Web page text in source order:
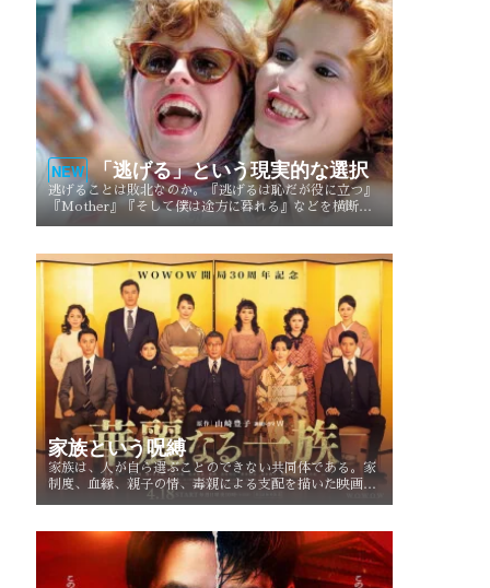
NEW 「逃げる」という現実的な選択
逃げることは敗北なのか。『逃げるは恥だが役に立つ』
『Mother』『そして僕は途方に暮れる』などを横断
家族という呪縛
家族は、人が自ら選ぶことのできない共同体である。家
制度、血縁、親子の情、毒親による支配を描いた映画・